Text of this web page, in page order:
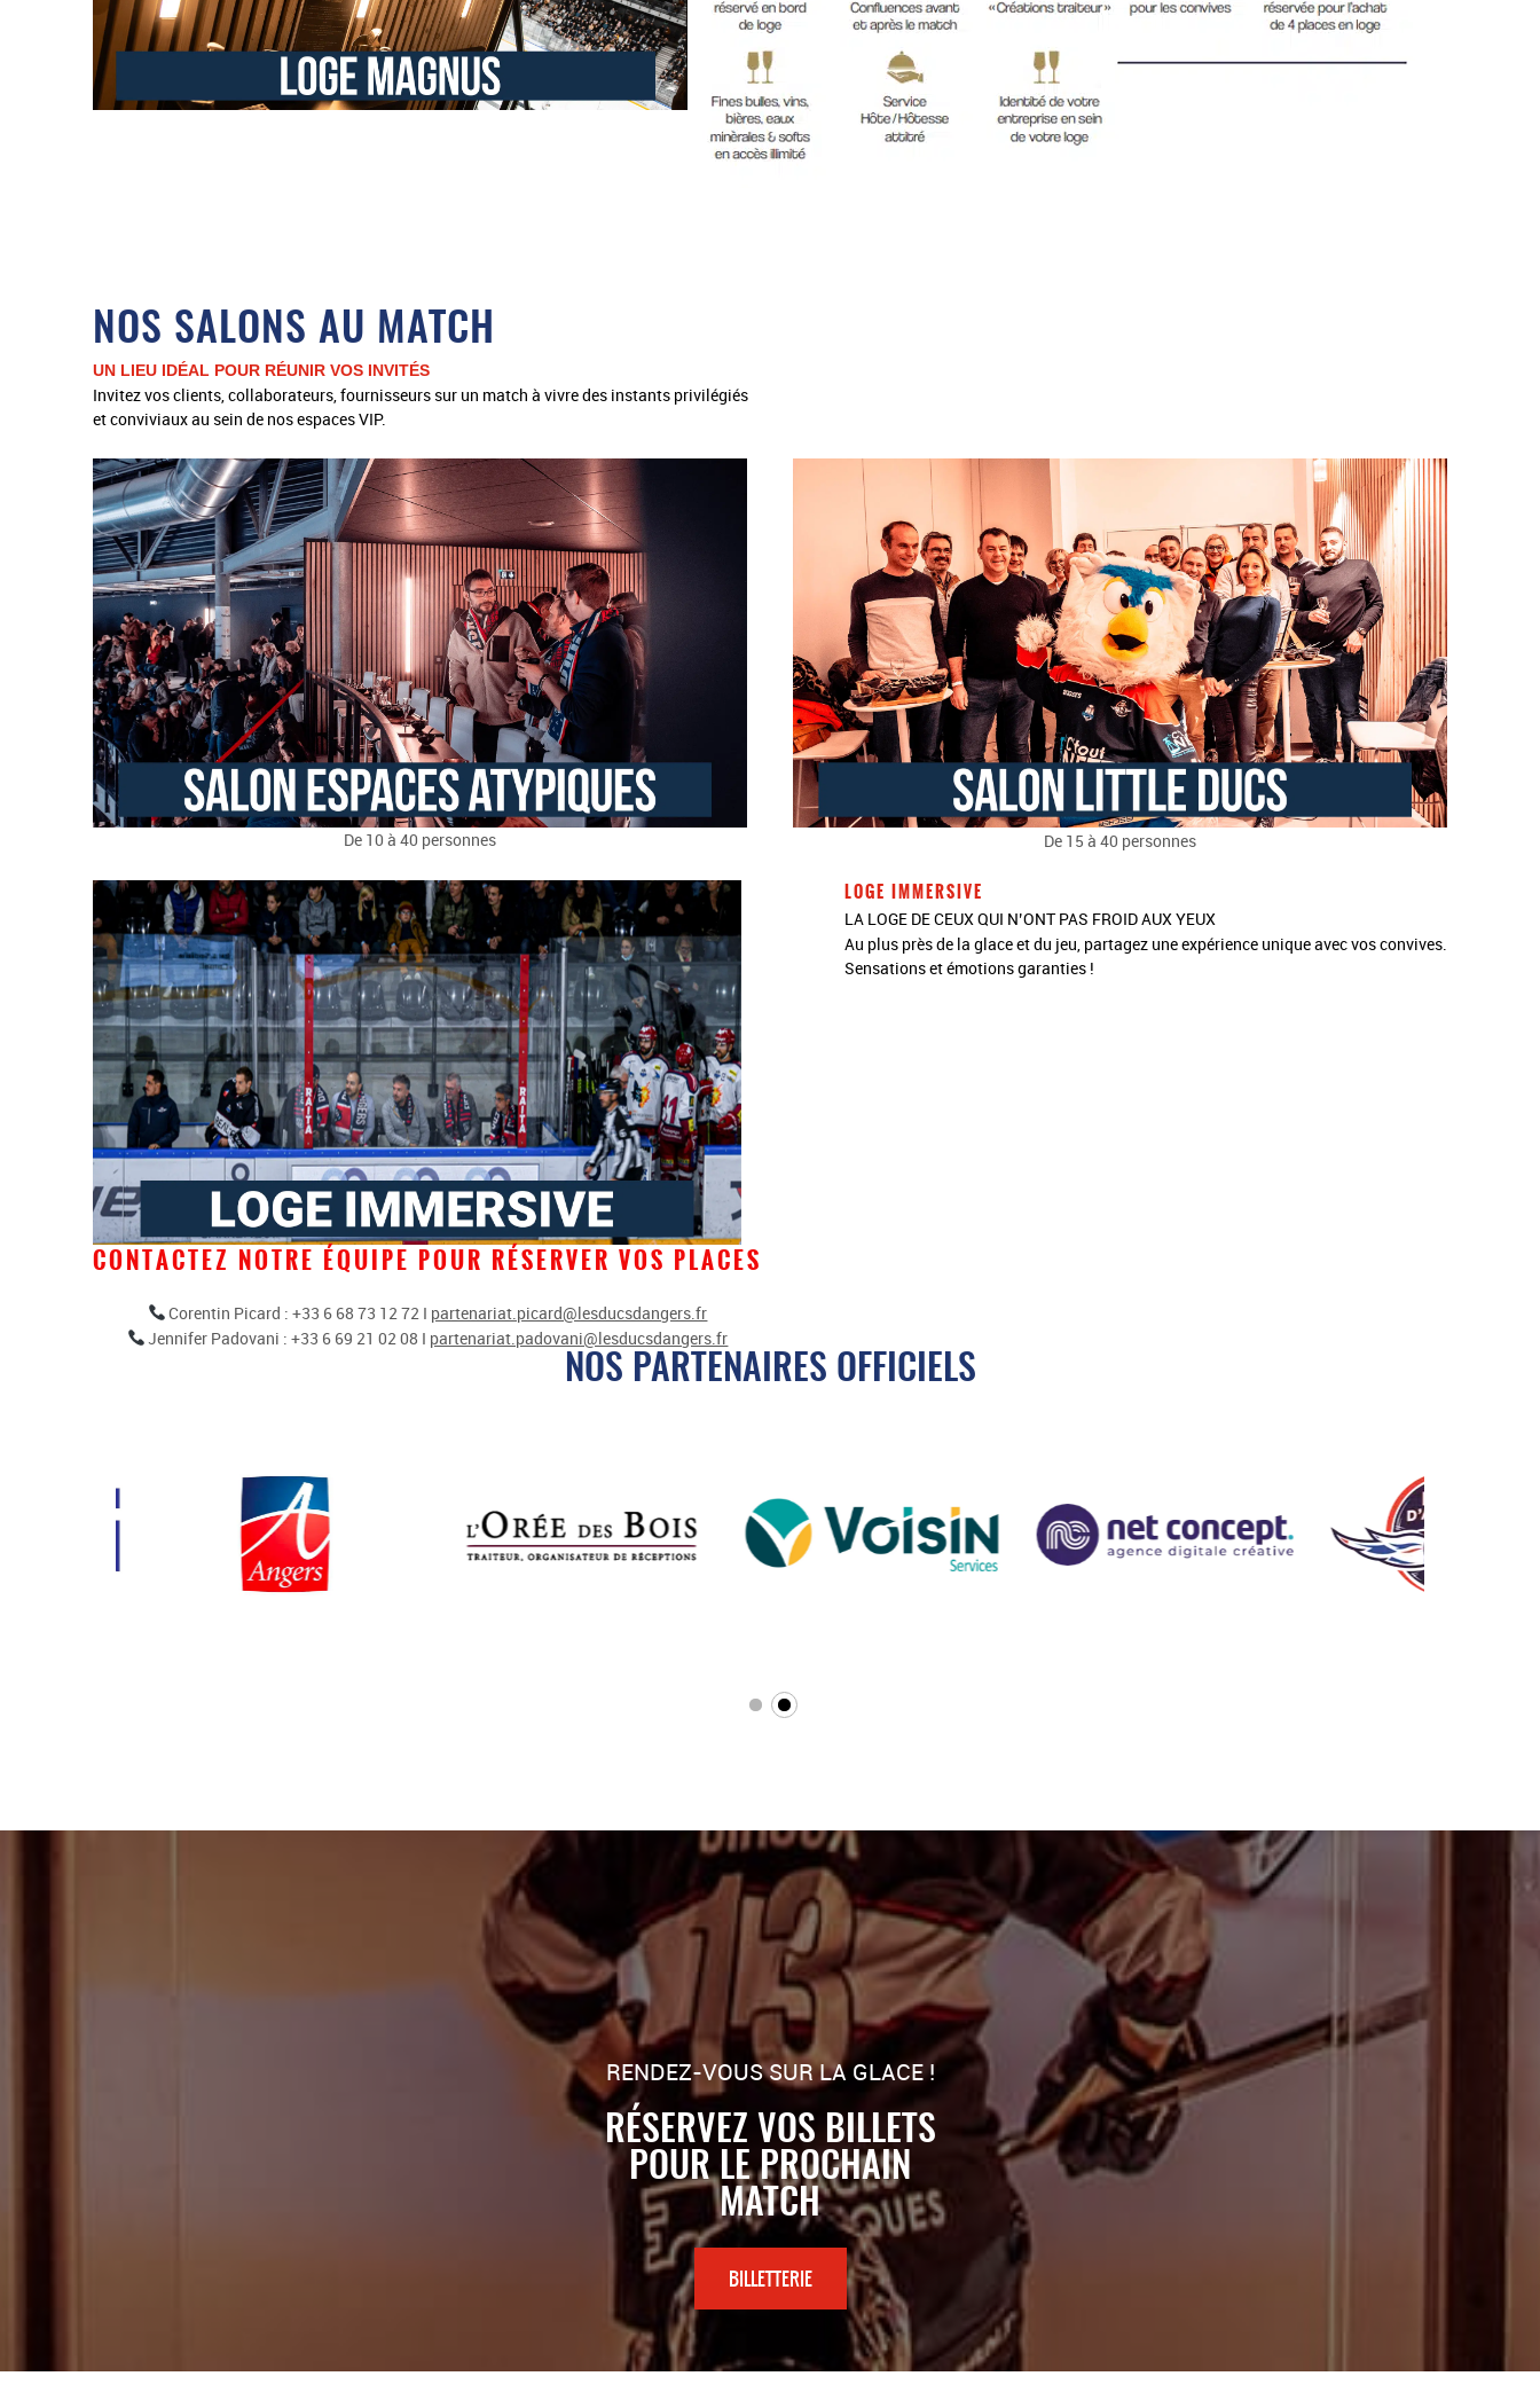
NOS SALONS AU MATCH
UN LIEU IDÉAL POUR RÉUNIR VOS INVITÉS
Invitez vos clients, collaborateurs, fournisseurs sur un match à vivre des instants privilégiés
et conviviaux au sein de nos espaces VIP.
De 10 à 40 personnes De 15 à 40 personnes
LOGE IMMERSIVE
LA LOGE DE CEUX QUI N’ONT PAS FROID AUX YEUX
Au plus près de la glace et du jeu, partagez une expérience unique avec vos convives.
Sensations et émotions garanties !
CONTACTEZ NOTRE ÉQUIPE POUR RÉSERVER VOS PLACES
Corentin Picard : +33 6 68 73 12 72 I partenariat.picard@lesducsdangers.fr
Jennifer Padovani : +33 6 69 21 02 08 I partenariat.padovani@lesducsdangers.fr
NOS PARTENAIRES OFFICIELS
RENDEZ-VOUS SUR LA GLACE !
RÉSERVEZ VOS BILLETS
POUR LE PROCHAIN
MATCH
BILLETTERIE